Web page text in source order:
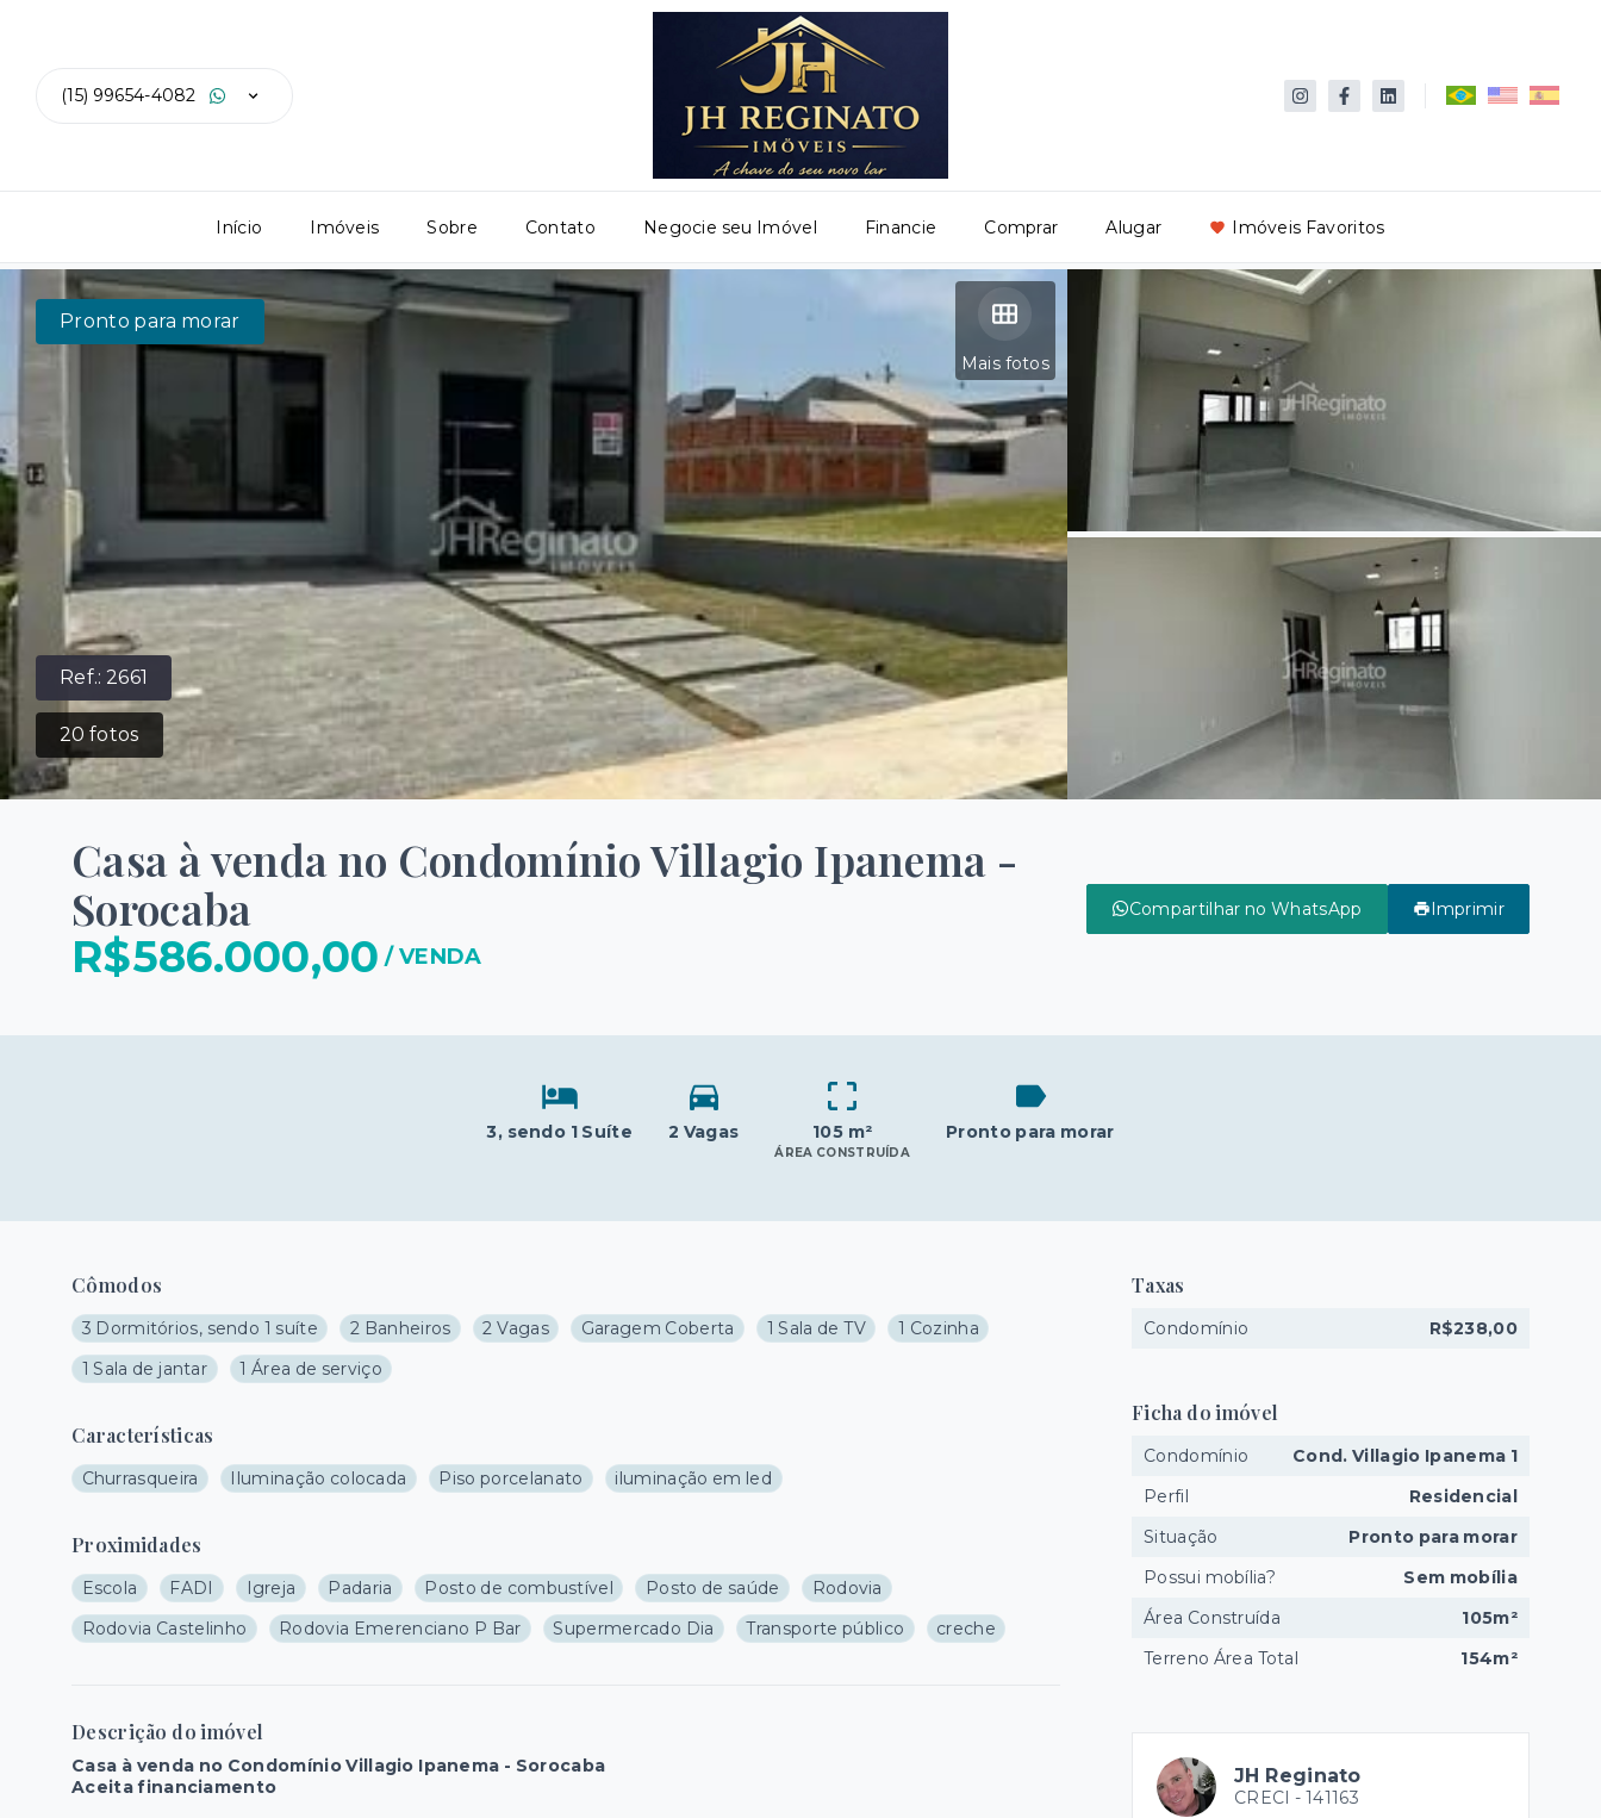
(15) 99654-4082
Início Imóveis Sobre Contato Negocie seu Imóvel Financie Comprar Alugar Imóveis Favoritos
Ref.:2661
20 fotos
Mais fotos
Pronto para morar
Casa à venda no Condomínio Villagio Ipanema -
Sorocaba
R$586.000,00 /VENDA
Compartilhar no WhatsApp Imprimir
3, sendo 1 Suíte 2 Vagas 105 m²
ÁREA CONSTRUÍDA
Pronto para morar
Cômodos
3 Dormitórios, sendo 1 suíte 2 Banheiros 2 Vagas Garagem Coberta 1 Sala de TV
1 Cozinha
1 Sala de jantar
1 Área de serviço
Características
Churrasqueira Iluminação colocada Piso porcelanato iluminação em led
Proximidades
Escola FADI Igreja Padaria Posto de combustível Posto de saúde
Rodovia
Rodovia Castelinho
Rodovia Emerenciano P Bar Supermercado Dia Transporte público creche
Descrição do imóvel
Casa à venda no Condomínio Villagio Ipanema - Sorocaba
Aceita financiamento
Taxas
Condomínio R$238,00
Ficha do imóvel
Condomínio
Cond. Villagio Ipanema 1
Perfil
Residencial
Situação
Pronto para morar
Possui mobília?
Sem mobília
Área Construída
105m²
Terreno Área Total
154m²
JH Reginato
CRECI -141163